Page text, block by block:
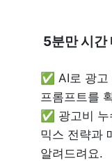
5분만 시간
✅ AI로 광고
프롬프트를
✅ 광고비
믹스 전략과
알려드려요.